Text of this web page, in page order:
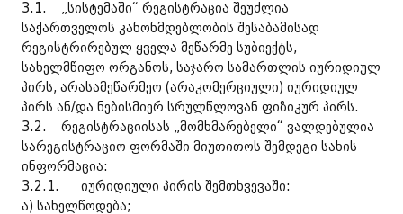
3.1. „სისტემაში“ რეგისტრაცია შეუძლია
საქართველოს კანონმდებლობის შესაბამისად
რეგისტრირებულ ყველა მეწარმე სუბიექტს,
სახელმწიფო ორგანოს, საჯარო სამართლის იურიდიულ
პირს, არასამეწარმეო (არაკომერციული) იურიდიულ
პირს ან/და ნებისმიერ სრულწლოვან ფიზიკურ პირს.
3.2. რეგისტრაციისას „მომხმარებელი“ ვალდებულია
სარეგისტრაციო ფორმაში მიუთითოს შემდეგი სახის
ინფორმაცია:
3.2.1. იურიდიული პირის შემთხვევაში:
ა) სახელწოდება;